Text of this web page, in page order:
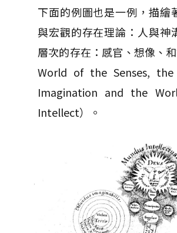
下面的例圖也是一例，描繪
與宏觀的存在理論：人與神
層次的存在：感官、想像、
World of the Senses,
Imagination and the
Intellect）。